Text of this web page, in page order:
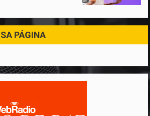
PÁGINA